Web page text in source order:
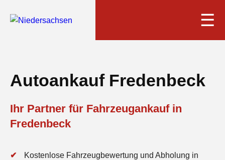
☰
Autoankauf Fredenbeck
Ihr Partner für Fahrzeugankauf in
Fredenbeck
Kostenlose Fahrzeugbewertung und Abholung in